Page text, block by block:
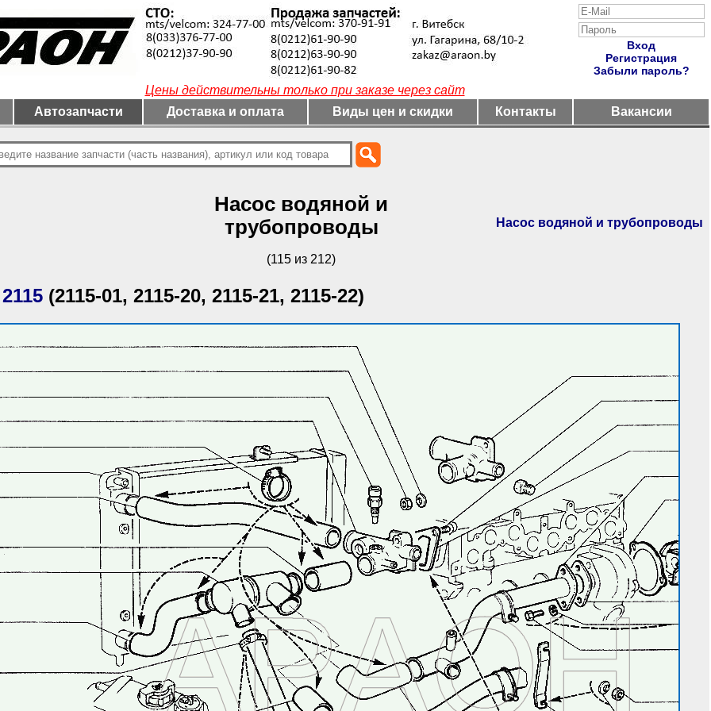
Вход
Регистрация
Забыли пароль?
Цены действительны только при заказе через сайт
Автозапчасти Доставка и оплата Виды цен и скидки Контакты Вакансии
Насос водяной и
трубопроводы
(115 из 212)
Насос водяной и трубопроводы
(2115-01, 2115-20, 2115-21, 2115-22)